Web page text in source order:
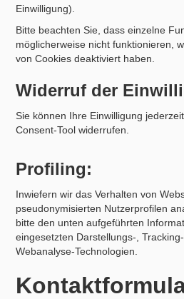
Einwilligung).
Bitte beachten Sie, dass einzelne
möglicherweise nicht funktionieren,
von Cookies deaktiviert haben.
Widerruf der
Sie können Ihre Einwilligung
Consent-Tool widerrufen.
Profiling:
Inwiefern wir das Verhalten von
pseudonymisierten Nutzerprofilen
bitte den unten aufgeführten
eingesetzten Darstellungs-,
Webanalyse-Technologien.